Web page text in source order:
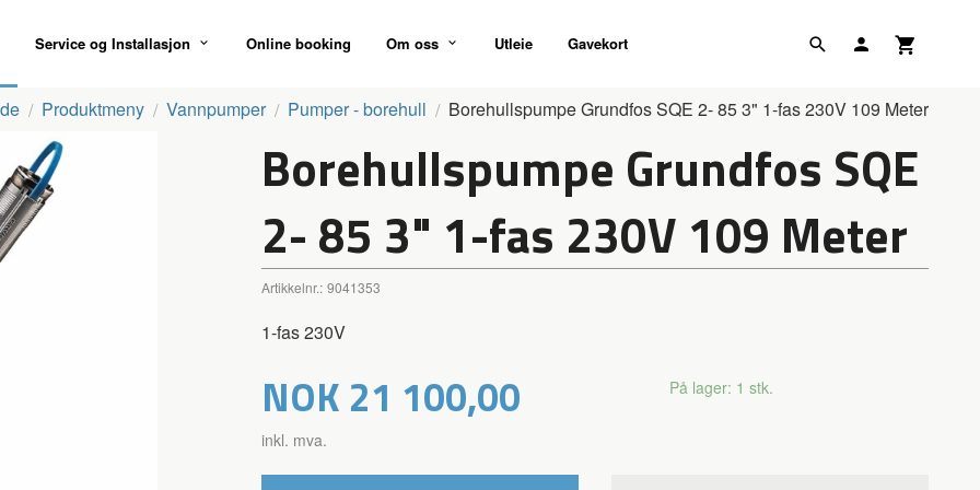
Service og Installasjon Online booking Om oss Utleie Gavekort
Produktmeny Vannpumper Pumper - borehull Borehullspumpe Grundfos SQE 2- 85 3" 1-fas 230V 109 Meter
Borehullspumpe Grundfos SQE
2- 85 3" 1-fas 230V 109 Meter
Artikkelnr.: 9041353
1-fas 230V
Pris
NOK 21 100,00
inkl. mva.
På lager: 1 stk.